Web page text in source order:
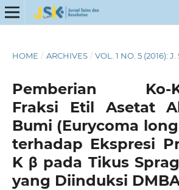
HOME / ARCHIVES / VOL. 1 NO. 5 (2016): J.
Pemberian Ko-
Fraksi Etil Asetat
Bumi (Eurycoma
terhadap Ekspresi
K β pada Tikus
yang Diinduksi